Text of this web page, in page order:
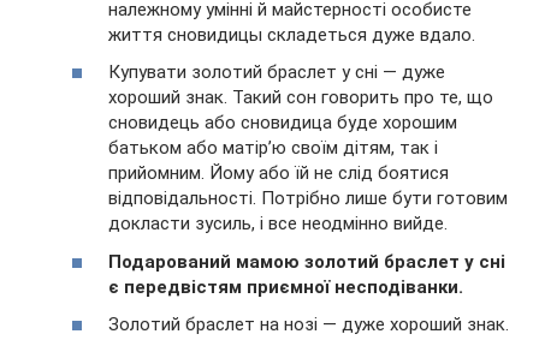
належному умінні й майстерності особисте
життя сновидицы складеться дуже вдало.
Купувати золотий браслет у сні — дуже
хороший знак. Такий сон говорить про те, що
сновидець або сновидица буде хорошим
батьком або матір’ю своїм дітям, так і
прийомним. Йому або їй не слід боятися
відповідальності. Потрібно лише бути готовим
докласти зусиль, і все неодмінно вийде.
Подарований мамою золотий браслет у сні
є передвістям приємної несподіванки.
Золотий браслет на нозі — дуже хороший знак.